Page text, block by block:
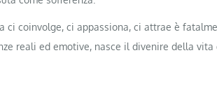
coinvolge, ci appassiona, ci attrae è
reali ed emotive, nasce il divenire della